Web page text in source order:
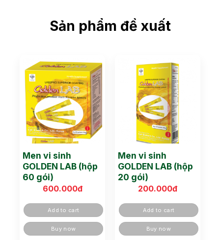
Sản phẩm đề xuất
Men vi sinh
GOLDEN LAB (hộp
60 gói)
600.000đ
Add to cart
Buy now
Men vi sinh
GOLDEN LAB (hộp
20 gói)
200.000đ
Add to cart
Buy now